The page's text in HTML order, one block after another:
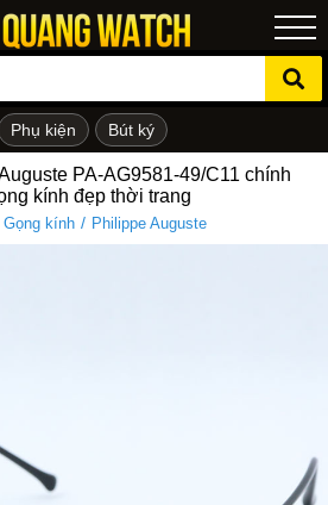
Phụ kiện Bút ký
PA-AG9581-49/C11 chính
kính đẹp thời trang
Gọng kính / Philippe Auguste